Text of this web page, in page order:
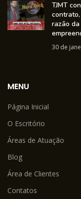
TJMT
razão
30 de
MENU
Página Inicial
O Escritório
Áreas de Atuação
Blog
Área de Clientes
Contatos